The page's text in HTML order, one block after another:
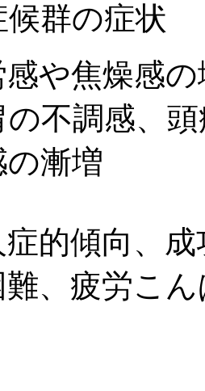
群の症状
や焦燥感
不調感、
漸増
的傾向、
、疲労こ